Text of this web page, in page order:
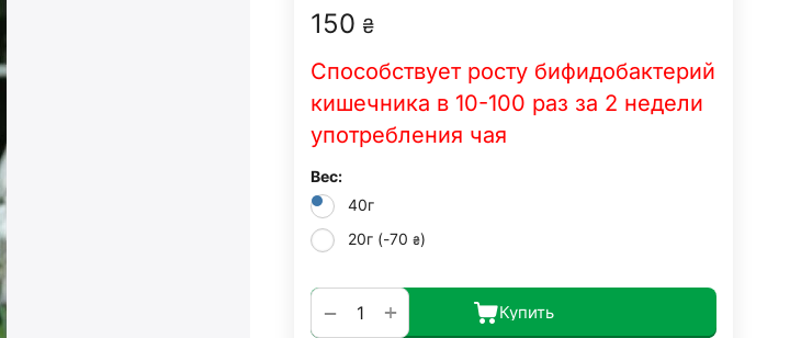
‍150‍ ₴
Способствует росту бифидобактерий
кишечника в 10-100 раз за 2 недели
употребления чая
Вес:
40г
20г (-70 ₴)
+
− Купить